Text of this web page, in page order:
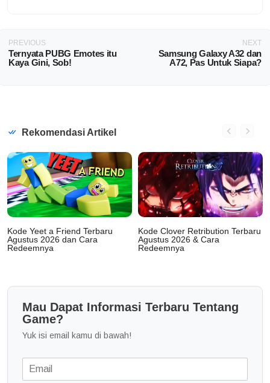
PREVIOUS
Ternyata PUBG Emotes itu
Kaya Gini, Sob!
NEXT
Samsung Galaxy A32 dan
A72, Pas Untuk Siapa?
Rekomendasi Artikel
Kode Yeet a Friend Terbaru
Agustus 2026 dan Cara
Redeemnya
Kode Clover Retribution Terbaru
Agustus 2026 & Cara
Redeemnya
Mau Dapat Informasi Terbaru Tentang
Game?
Yuk isi email kamu di bawah!